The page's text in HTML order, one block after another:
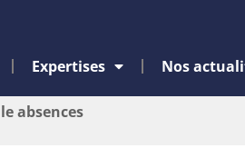
Expertises Nos
absences